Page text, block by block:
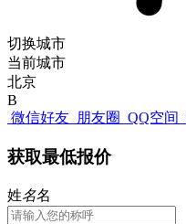
切换城市
当前城市
北京
B
微信好友 朋友圈 QQ空间
获取最低报价
姓名名